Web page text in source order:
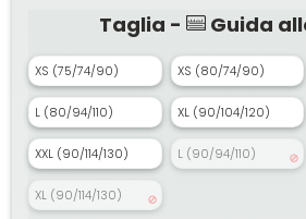
Taglia - Guida
XS (75/74/90) XS (80/74/90)
L (80/94/110) XL (90/104/120)
XXL (90/114/130) L (90/94/110)
XL (90/114/130)